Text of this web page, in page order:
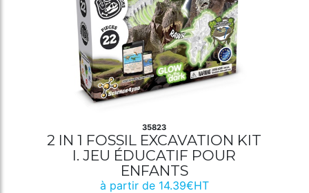
35823
2 IN 1 FOSSIL EXCAVATION KIT
I. JEU ÉDUCATIF POUR
ENFANTS
à partir de 14.39€HT